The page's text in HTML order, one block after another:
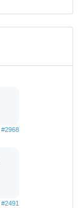
#2968
#2491